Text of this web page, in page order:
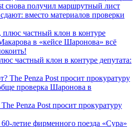
вместо материалов проверки
частный клон в контуре депутата:
Penza Post просит прокуратуру